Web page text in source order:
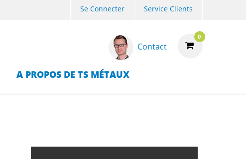
Se Connecter Service Clients
0
Contact
A PROPOS DE TS MÉTAUX